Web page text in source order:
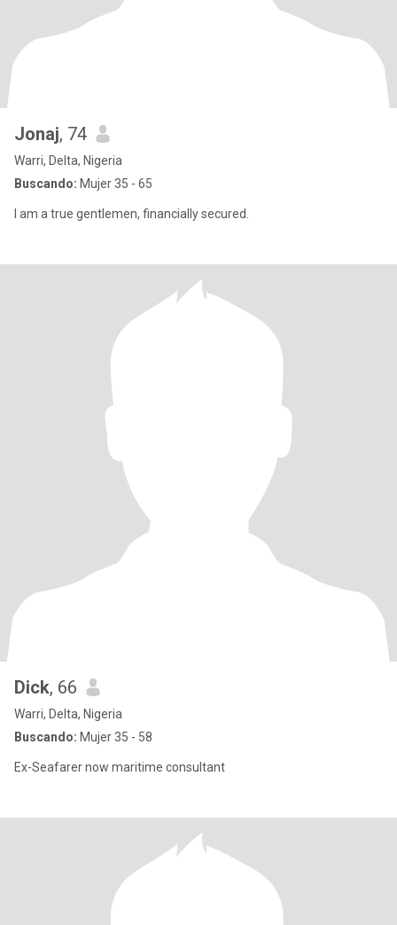
Jonaj, 74
Warri, Delta, Nigeria
Buscando: Mujer 35 - 65
I am a true gentlemen, financially secured.
Dick, 66
Warri, Delta, Nigeria
Buscando: Mujer 35 - 58
Ex-Seafarer now maritime consultant